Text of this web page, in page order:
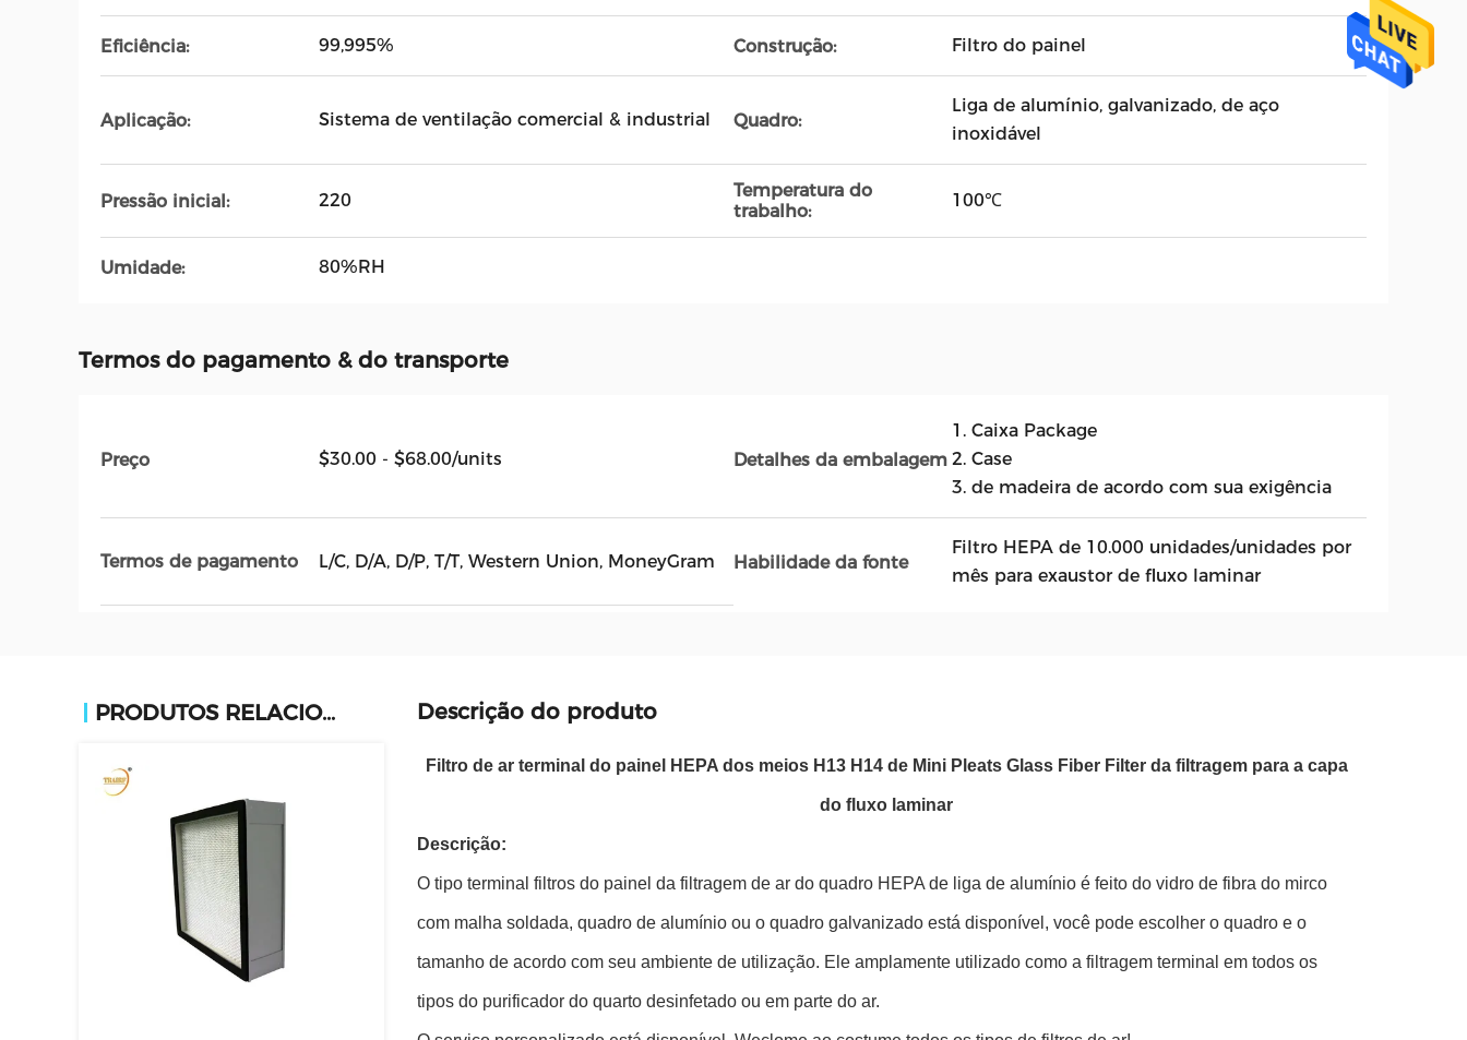
Eficiência: 99,995% Construção: Filtro do painel
Aplicação: Sistema de ventilação comercial & industrial Quadro:
Liga de alumínio, galvanizado, de aço
inoxidável
Pressão inicial: 220
Temperatura do
trabalho:
100℃
Umidade: 80%RH
Termos do pagamento & do transporte
Preço $30.00 - $68.00/units Detalhes da embalagem
1. Caixa Package
2. Case
3. de madeira de acordo com sua exigência
Termos de pagamento L/C, D/A, D/P, T/T, Western Union, MoneyGram Habilidade da fonte
Filtro HEPA de 10.000 unidades/unidades por
mês para exaustor de fluxo laminar
PRODUTOS RELACIONADOS Descrição do produto
Filtro de ar terminal do painel HEPA dos meios H13 H14 de Mini Pleats Glass Fiber Filter da filtragem para a capa
do fluxo laminar
Descrição:
O tipo terminal filtros do painel da filtragem de ar do quadro HEPA de liga de alumínio é feito do vidro de fibra do mirco
com malha soldada, quadro de alumínio ou o quadro galvanizado está disponível, você pode escolher o quadro e o
tamanho de acordo com seu ambiente de utilização. Ele amplamente utilizado como a filtragem terminal em todos os
tipos do purificador do quarto desinfetado ou em parte do ar.